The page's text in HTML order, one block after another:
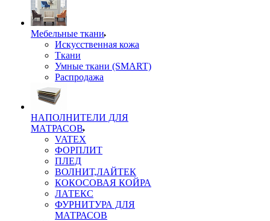
Мебельные ткани
Искусственная кожа
Ткани
Умные ткани (SMART)
Распродажа
НАПОЛНИТЕЛИ ДЛЯ
МАТРАСОВ
VATEX
ФОРПЛИТ
ПЛЕД
ВОЛНИТ,ЛАЙТЕК
КОКОСОВАЯ КОЙРА
ЛАТЕКС
ФУРНИТУРА ДЛЯ
МАТРАСОВ